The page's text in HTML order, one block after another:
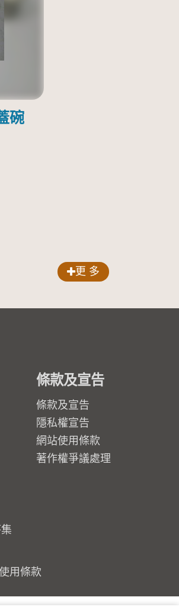
碗
更 多
條款及宣告
條款及宣告
隱私權宣告
網站使用條款
著作權爭議處理
用條款